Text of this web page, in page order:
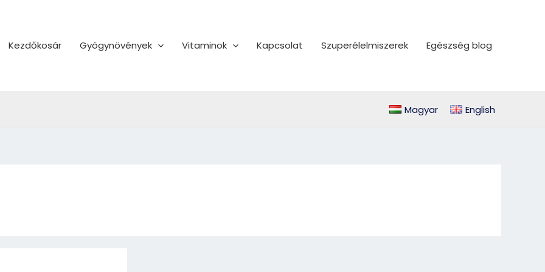
Kezdőkosár Gyógynövények Vitaminok Kapcsolat Szuperélelmiszerek Egészség blog
Magyar English